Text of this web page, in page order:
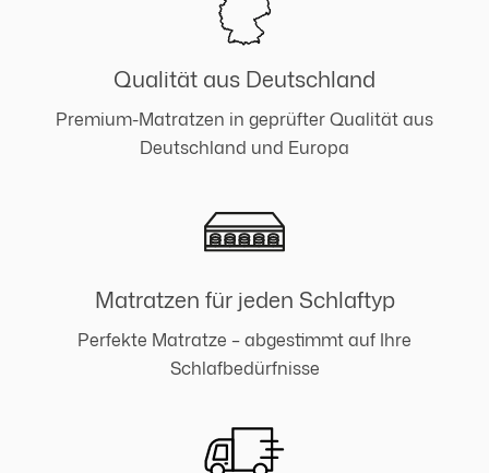
Qualität aus Deutschland
Premium-Matratzen in geprüfter Qualität aus
Deutschland und Europa
Matratzen für jeden Schlaftyp
Perfekte Matratze – abgestimmt auf Ihre
Schlafbedürfnisse